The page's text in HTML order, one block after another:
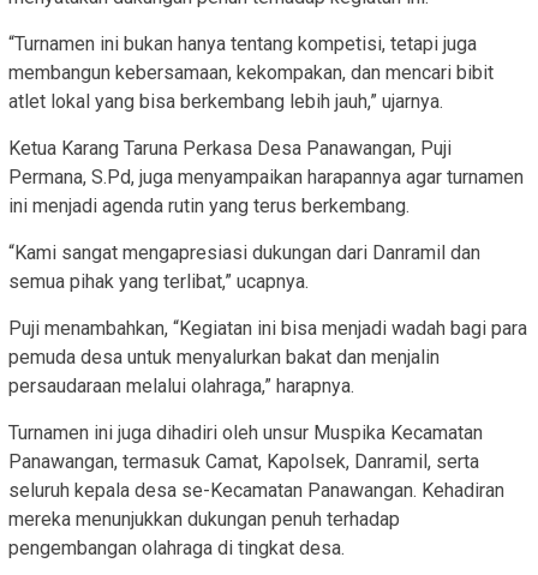
“Turnamen ini bukan hanya tentang kompetisi, tetapi juga
membangun kebersamaan, kekompakan, dan mencari bibit
atlet lokal yang bisa berkembang lebih jauh,” ujarnya.
Ketua Karang Taruna Perkasa Desa Panawangan, Puji
Permana, S.Pd, juga menyampaikan harapannya agar turnamen
ini menjadi agenda rutin yang terus berkembang.
“Kami sangat mengapresiasi dukungan dari Danramil dan
semua pihak yang terlibat,” ucapnya.
Puji menambahkan, “Kegiatan ini bisa menjadi wadah bagi para
pemuda desa untuk menyalurkan bakat dan menjalin
persaudaraan melalui olahraga,” harapnya.
Turnamen ini juga dihadiri oleh unsur Muspika Kecamatan
Panawangan, termasuk Camat, Kapolsek, Danramil, serta
seluruh kepala desa se-Kecamatan Panawangan. Kehadiran
mereka menunjukkan dukungan penuh terhadap
pengembangan olahraga di tingkat desa.